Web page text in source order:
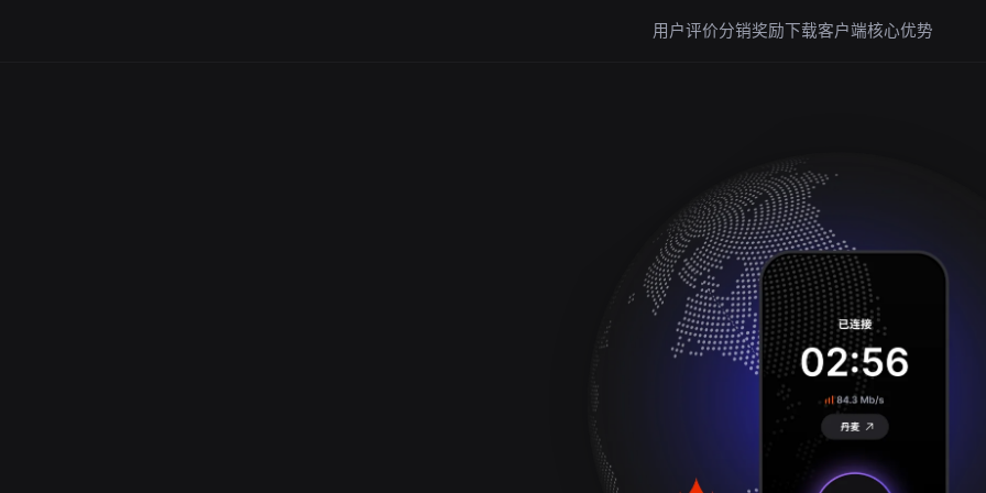
用户评价分销奖励下载客户端核心优势